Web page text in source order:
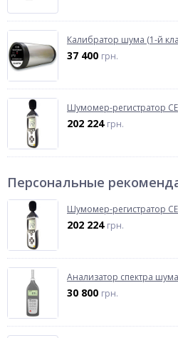
Калибратор шума (1-й
37 400 грн.
Шумомер-регистратор
202 224 грн.
Персональные
Шумомер-регистратор
202 224 грн.
Анализатор спектра шума
30 800 грн.